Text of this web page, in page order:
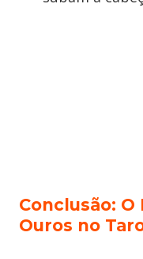
Conclusão:
Ouros no